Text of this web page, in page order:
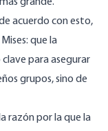
acuerdo con esto,
que la
para asegurar
grupos,sino de
razón por la que la